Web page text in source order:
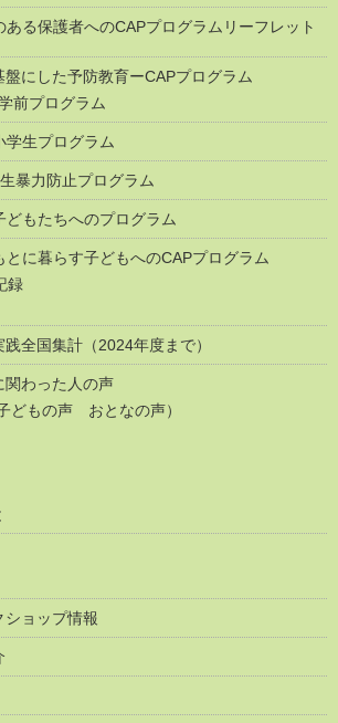
ある保護者へのCAPプログラムリーフレット
にした予防教育ーCAPプログラム
前プログラム
学生プログラム
暴力防止プログラム
どもたちへのプログラム
とに暮らす子どもへのCAPプログラム
録
全国集計（2024年度まで）
関わった人の声
どもの声 おとなの声）
ショップ情報